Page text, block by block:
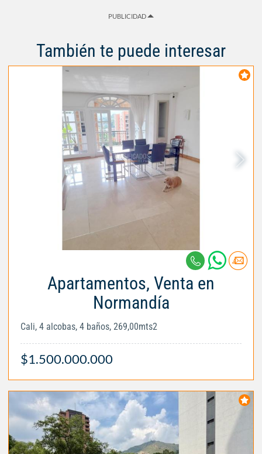
PUBLICIDAD
También te puede interesar
Apartamentos, Venta en
Normandía
Cali, 4 alcobas, 4 baños, 269,00mts2
$1.500.000.000